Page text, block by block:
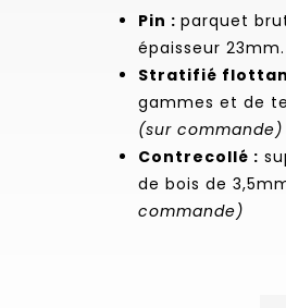
Pin : parquet
épaisseur 23mm.
Stratifié
gammes et de
(sur commande)
Contrecollé :
de bois de
commande)